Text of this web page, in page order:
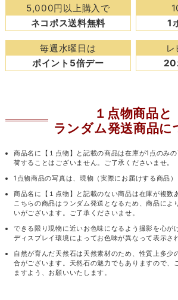
5,000円以上購入で
ネコポス送料無料
1
毎週水曜日は
ポイント5倍デー
20
１点物商品と
ランダム発送商品に
商品名に【１点物】と記載の商品は在庫が1点のみ
荷することはございません。ご了承くださいませ。
1点物商品の写真は、現物（実際にお届けする商品）
商品名に【１点物】と記載のない商品は在庫が複数
こちらの商品はランダム発送となるため、商品によ
いがございます。ご了承くださいませ。
できる限り現物に近いお色味になるよう撮影を心が
ディスプレイ環境によってお色味が異なって表示さ
自然が育んだ天然石は天然素材のため、性質上多少
合がございます。天然石の魅力でもありますので、
ますよう、お願いいたします。